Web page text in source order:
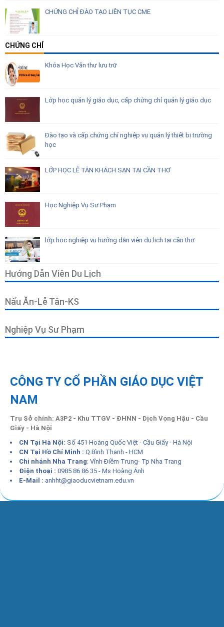
CHỨNG CHỈ ĐÀO TẠO LIÊN TỤC CME
CHỨNG CHỈ
Khóa Học Văn thư lưu trữ
Lớp học quản lý giáo dục, cấp chứng chỉ quản lý giáo dục
Đào tạo và cấp chứng chỉ nghiệp vụ quản lý thiết bị trường
học
LỚP HỌC LỄ TÂN KHÁCH SẠN TẠI CẦN THƠ
Học Nghiệp Vụ Sư Phạm
lớp học nghiệp vụ hướng dẫn viên du lịch tại cần thơ
Hướng Dẫn Viên Du Lịch
Nấu Ăn-Lễ Tân-KS
Nghiệp Vụ Sư Phạm
CÔNG TY CỔ PHẦN GIÁO DỤC VIỆT
NAM
Trụ Sở chính: A3P2 - Khu TTGV - ĐHNN - Dịch Vọng Hậu - Cầu
Giấy - Hà Nội
CN Tại Hà Nội: Số 451 Hoàng Quốc Việt - Cầu Giấy - Hà Nội
CN Tại Hồ Chí Minh : Q.Bình Thạnh - HCM
Chi nhánh Nha Trang: Vĩnh Điềm Trung- Tp Nha Trang
Điện thoại : 0985 86 86 35 - Ms Hoàng Ánh
E-Mail : anhht@giaoducvietnam.edu.vn